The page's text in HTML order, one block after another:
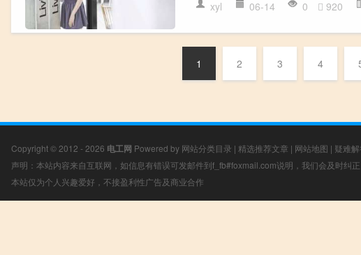
xyl 06-14 0 920
1 2 3 4
Copyright © 2012 - 2026 电工网 Powered by 网站分类目录 | 精选推荐文章 | 网站地图 | 疑难
声明：本站内容来自互联网，如信息有错误可发邮件到f_fb#foxmail.com说明，我们会及时纠
本站仅为个人兴趣爱好，不接盈利性广告及商业合作